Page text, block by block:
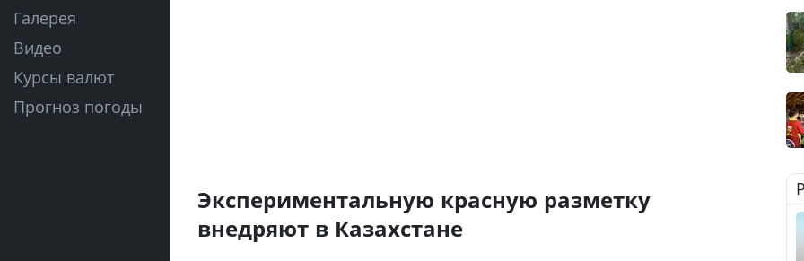
Галерея
Видео
Курсы валют
Прогноз погоды
Экспериментальную красную разметку
внедряют в Казахстане